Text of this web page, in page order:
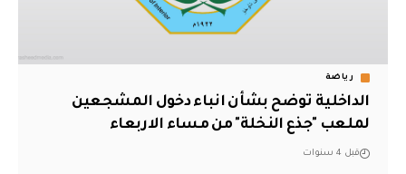
رياضة
الداخلية توضح بشأن انباء دخول المشجعين
لملعب "جذع النخلة" من مساء الاربعاء
قبل 4 سنوات